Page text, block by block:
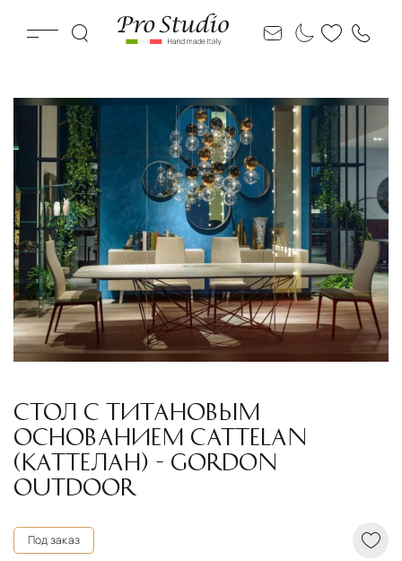
СТОЛ С ТИТАНОВЫМ
ОСНОВАНИЕМ CATTELAN
(КАТТЕЛАН) - GORDON
OUTDOOR
Под заказ